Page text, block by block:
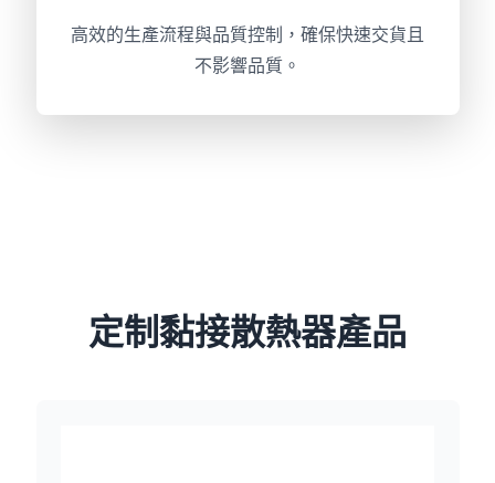
高效的生產流程與品質控制，確保快速交貨且
不影響品質。
定制黏接散熱器產品